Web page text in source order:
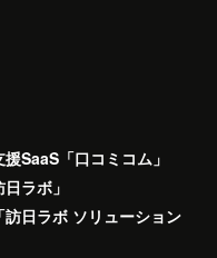
SaaS「口コミコム」
ラボ」
日ラボ ソリューション